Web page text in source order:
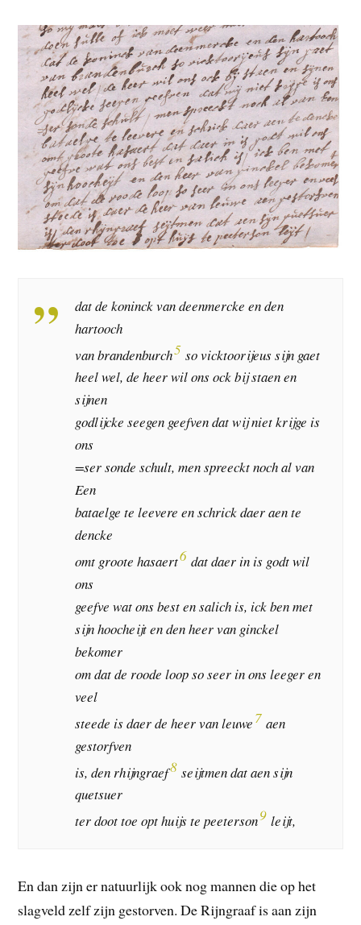
dat de koninck van deenmercke en den
hartooch
van brandenburch5 so vicktoorijeus sijn gaet
heel wel, de heer wil ons ock bij staen en
sijnen
godlijcke seegen geefven dat wij niet krijge is
ons
=ser sonde schult, men spreeckt noch al van
Een
bataelge te leevere en schrick daer aen te
dencke
omt groote hasaert6 dat daer in is godt wil
ons
geefve wat ons best en salich is, ick ben met
sijn hoocheijt en den heer van ginckel
bekomer
om dat de roode loop so seer in ons leeger en
veel
steede is daer de heer van leuwe7 aen
gestorfven
is, den rhijngraef8 seijtmen dat aen sijn
quetsuer
ter doot toe opt huijs te peeterson9 leijt,
En dan zijn er natuurlijk ook nog mannen die op het
slagveld zelf zijn gestorven. De Rijngraaf is aan zijn